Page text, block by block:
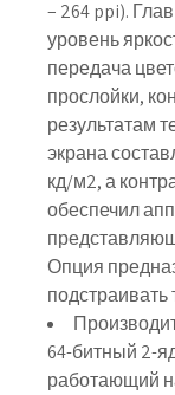
– 264 ppi).
уровень
передача
прослойки,
результатам
экрана
кд/м2, а
обеспечил
Опция
подстраивать
64-битный 2-
работающий